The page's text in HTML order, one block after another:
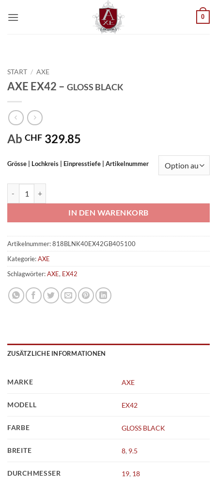
Inhalt
0
START / AXE
AXE EX42 – GLOSS BLACK
Ab CHF 329.85
Grösse | Lochkreis | Einpresstiefe | Artikelnummer
IN DEN WARENKORB
Artikelnummer:818BLNK40EX42GB405100
Kategorie:AXE
Schlagwörter:AXE, EX42
ZUSÄTZLICHE INFORMATIONEN
MARKE AXE
MODELL EX42
FARBE GLOSS BLACK
BREITE 8, 9.5
DURCHMESSER 19, 18